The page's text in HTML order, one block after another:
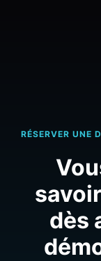
RÉSERVER UNE
dès